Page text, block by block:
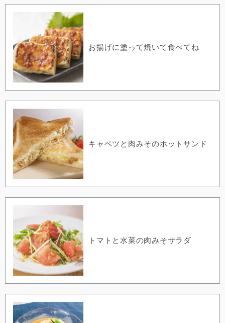
お揚げに塗って焼いて食べてね
キャベツと肉みそのホットサンド
トマトと水菜の肉みそサラダ